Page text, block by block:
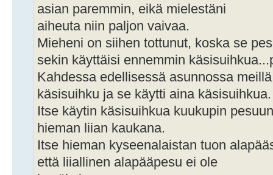
asian paremmin, eikä mielestäni
aiheuta niin paljon vaivaa.
Mieheni on siihen tottunut, koska se
sekin käyttäisi ennemmin
Kahdessa edellisessä asunnossa
käsisuihku ja se käytti aina käsisuihkua.
Itse käytin käsisuihkua kuukupin
hieman liian kaukana.
Itse hieman kyseenalaistan tuon
että liiallinen alapääpesu ei ole